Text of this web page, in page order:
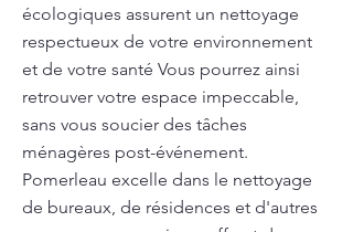
écologiques assurent un nettoyage
respectueux de votre environnement
et de votre santé Vous pourrez ainsi
retrouver votre espace impeccable,
sans vous soucier des tâches
ménagères post-événement.
Pomerleau excelle dans le nettoyage
de bureaux, de résidences et d'autres